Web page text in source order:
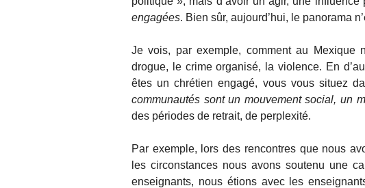
engagées. Bien sûr, aujourd’hui, le panorama
Je vois, par exemple, comment au
drogue, le crime organisé, la violence. En
êtes un chrétien engagé, vous vous situez
communautés sont un mouvement social, un
des périodes de retrait, de perplexité.
Par exemple, lors des rencontres que nous
les circonstances nous avons soutenu une
enseignants, nous étions avec les